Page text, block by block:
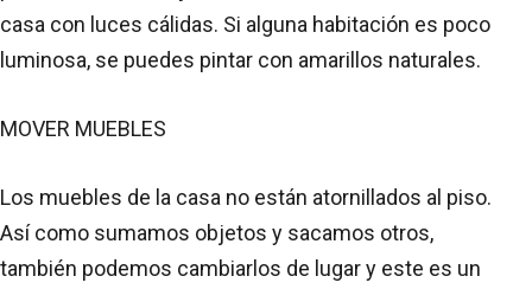
casa con luces cálidas. Si alguna habitación es poco
luminosa, se puedes pintar con amarillos naturales.
MOVER MUEBLES
Los muebles de la casa no están atornillados al piso.
Así como sumamos objetos y sacamos otros,
también podemos cambiarlos de lugar y este es un